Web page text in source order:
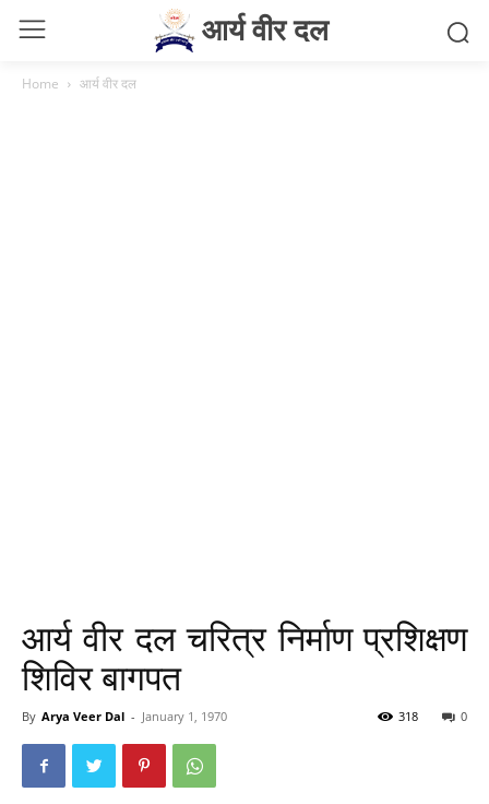
आर्य वीर दल
Home आर्य वीर दल
आर्य वीर दल चरित्र निर्माण प्रशिक्षण
शिविर बागपत
By Arya Veer Dal - January 1, 1970 0
318